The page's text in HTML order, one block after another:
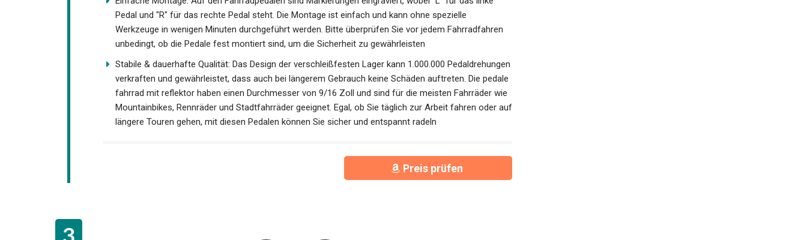
angenehmer
Einfache Montage: Auf den Fahrradpedalen sind Markierungen eingraviert, wobei "L" für das linke
Pedal und "R" für das rechte Pedal steht. Die Montage ist einfach und kann ohne spezielle
Werkzeuge in wenigen Minuten durchgeführt werden. Bitte überprüfen Sie vor jedem Fahrradfahren
unbedingt, ob die Pedale fest montiert sind, um die Sicherheit zu gewährleisten
Stabile & dauerhafte Qualität: Das Design der verschleißfesten Lager kann 1.000.000
Pedaldrehungen verkraften und gewährleistet, dass auch bei längerem Gebrauch keine Schäden
auftreten. Die pedale fahrrad mit reflektor haben einen Durchmesser von 9/16 Zoll und sind für die